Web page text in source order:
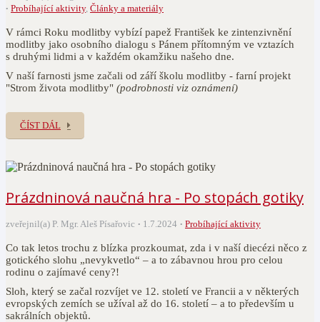
Probíhající aktivity, Články a materiály
V rámci Roku modlitby vybízí papež František ke zintenzivnění
modlitby jako osobního dialogu s Pánem přítomným ve vztazích
s druhými lidmi a v každém okamžiku našeho dne.
V naší farnosti jsme začali od září školu modlitby - farní projekt
"Strom života modlitby" (podrobnosti viz oznámení)
ČÍST DÁL
Prázdninová naučná hra - Po stopách gotiky
zveřejnil(a) P. Mgr. Aleš Písařovic 1.7.2024 Probíhající aktivity
Co tak letos trochu z blízka prozkoumat, zda i v naší diecézi něco z
gotického slohu „nevykvetlo“ – a to zábavnou hrou pro celou
rodinu o zajímavé ceny?!
Sloh, který se začal rozvíjet ve 12. století ve Francii a v některých
evropských zemích se užíval až do 16. století – a to především u
sakrálních objektů.